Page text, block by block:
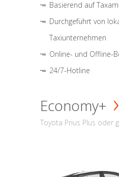
Basierend auf
Durchgeführt von
Taxiunternehmen
Online- und Offline-
24/7-Hotline
Economy+
Toyota Prius Plus oder